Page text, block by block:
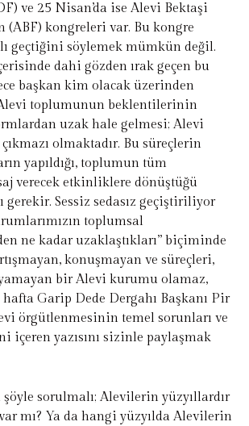
ve 25 Nisan’da ise Alevi Bektaşi
(ABF) kongreleri var. Bu kongre
geçtiğini söylemek mümkün değil.
dahi gözden ırak geçen bu
başkan kim olacak üzerinden
toplumunun beklentilerinin
uzak hale gelmesi; Alevi
olmaktadır. Bu süreçlerin
yapıldığı, toplumun tüm
verecek etkinliklere dönüştüğü
gerekir. Sessiz sedasız geçiştiriliyor
toplumsal
ne kadar uzaklaştıkları” biçiminde
konuşmayan ve süreçleri,
bir Alevi kurumu olamaz,
hafta Garip Dede Dergahı Başkanı Pir
örgütlenmesinin temel sorunları ve
içeren yazısını sizinle paylaşmak
şöyle sorulmalı; Alevilerin yüzyıllardır
mı? Ya da hangi yüzyılda Alevilerin